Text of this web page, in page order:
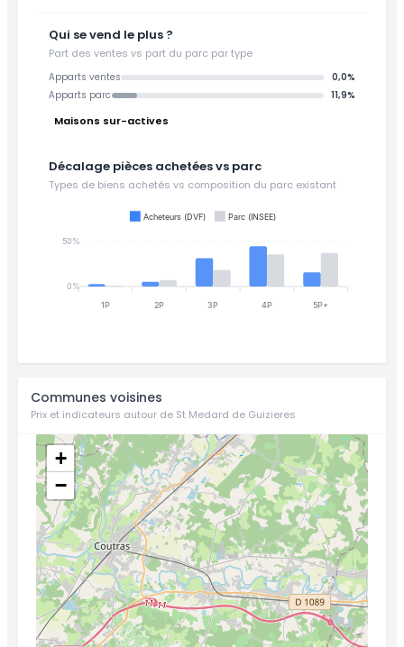
Qui se vend le plus ?
Part des ventes vs part du parc par type
Apparts ventes
0,0%
Apparts parc
11,9%
Maisons sur-actives
Décalage pièces achetées vs parc
Types de biens achetés vs composition du parc existant
50%
0%
1P
2P 3P 4P 5P+
Acheteurs (DVF) Parc (INSEE)
Communes voisines
Prix et indicateurs autour de St Medard de Guizieres
+
−